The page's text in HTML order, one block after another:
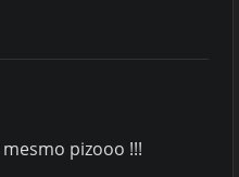
pizooo !!!